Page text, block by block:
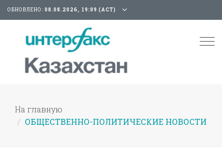
ОБНОВЛЕНО: 08.08.2026, 19:09 (АСТ)
На главную
ОБЩЕСТВЕННО-ПОЛИТИЧЕСКИЕ НОВОСТИ